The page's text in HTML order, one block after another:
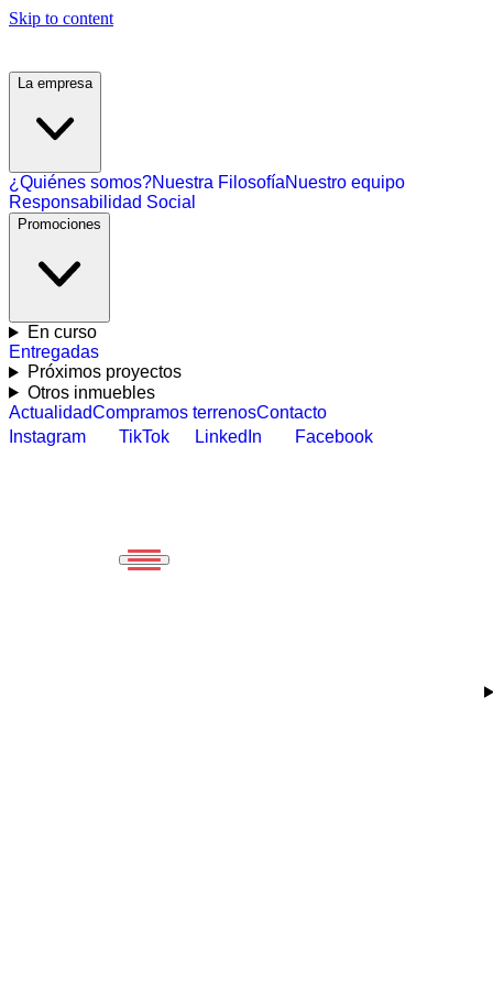
Skip to content
La empresa
¿Quiénes somos?Nuestra FilosofíaNuestro equipo
Responsabilidad Social
Promociones
En curso
Entregadas
Próximos proyectos
Otros inmuebles
ActualidadCompramos terrenosContacto
Instagram
TikTok LinkedIn Facebook